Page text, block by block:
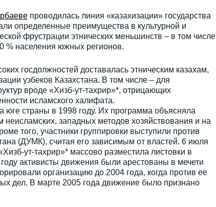
проводилась линия «казахизации» государства
определенные преимущества в культурной и
фрустрации этнических меньшинств – в том числе
% населения южных регионов.
госдолжностей доставалась этническим казахам,
узбеков Казахстана. В том числе – для
вроде «Хизб-ут-тахрир»*, отрицающих
исламского халифата.
страны в 1998 году. Их программа объясняла
западных методов хозяйствования и на
того, участники группировки выступили против
(ДУМК), считая его зависимым от властей. 6 июля
ут-тахрир»* массово разместила листовки в
активисты движения были арестованы в мечети
организацию до 2004 года, когда против ее
дел. В марте 2005 года движение было признано